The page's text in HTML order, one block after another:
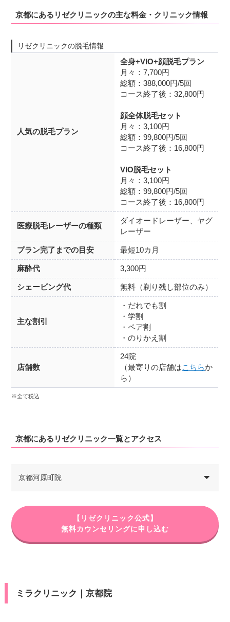
京都にあるリゼクリニックの主な料金・クリニック情報
リゼクリニックの脱毛情報
人気の脱毛プラン
全身+VIO+顔脱毛プラン
月々：7,700円
総額：388,000円/5回
コース終了後：32,800円
顔全体脱毛セット
月々：3,100円
総額：99,800円/5回
コース終了後：16,800円
VIO脱毛セット
月々：3,100円
総額：99,800円/5回
コース終了後：16,800円
医療脱毛レーザーの種類
ダイオードレーザー、ヤグ
レーザー
プラン完了までの目安 最短10カ月
麻酔代 3,300円
シェービング代 無料（剃り残し部位のみ）
主な割引
・だれでも割
・学割
・ペア割
・のりかえ割
店舗数
24院
（最寄りの店舗はこちらか
ら）
※全て税込
京都にあるリゼクリニック一覧とアクセス
京都河原町院
【リゼクリニック公式】
無料カウンセリングに申し込む
ミラクリニック｜京都院